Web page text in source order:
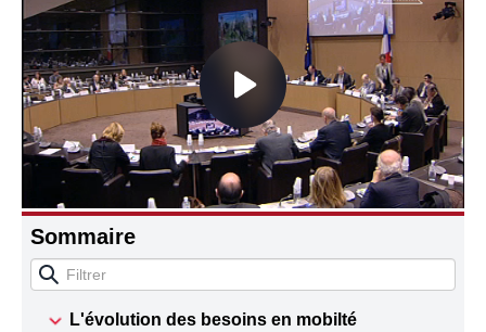
Autres
Sommaire
L'évolution des besoins en mobilté